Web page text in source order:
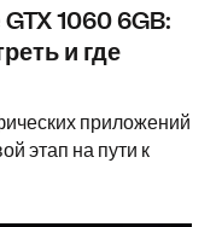
1060 6GB:
и где
приложений
этап на пути к